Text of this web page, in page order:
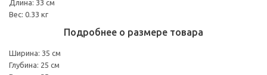
Длина: 33 см
Вес: 0.33 кг
Подробнее о размере товара
Ширина: 35 см
Глубина: 25 см